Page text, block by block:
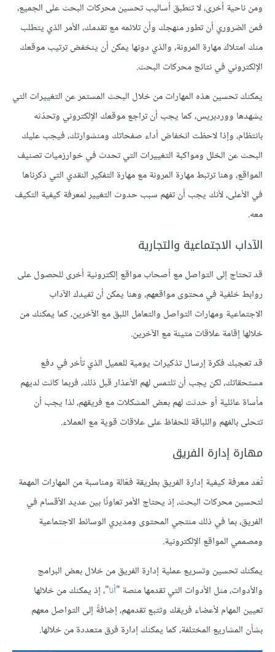
ومن ناحية أخرى، لا تنطبق أساليب تحسين محركات البحث على الجميع،
فمن الضروري أن تطور منهجك وأن تلائمه مع تقدمك، الأمر الذي يتطلب
منك امتلاك مهارة المرونة، والذي دونها يمكن أن ينخفض ترتيب موقعك
الإلكتروني في نتائج محركات البحث.
يمكنك تحسين هذه المهارات من خلال البحث المستمر عن التغييرات التي
يشهدها ووردبريس، كما يجب أن تراجع موقعك الإلكتروني وتحدّثه
بانتظام، وإذا لاحظت انخفاض أداء صفحاتك ومنشوارتك، فيجب عليك
البحث عن الخلل ومواكبة التغييرات التي تحدث في خوارزميات تصنيف
المواقع، وهنا ترتبط مهارة المرونة مع مهارة التفكير النقدي التي ذكرناها
في الأعلى، لأنك يجب أن تفهم سبب حدوث التغيير لمعرفة كيفية التكيف
معه.
الآداب الاجتماعية والتجارية
قد تحتاج إلى التواصل مع أصحاب مواقع إلكترونية أخرى للحصول على
روابط خلفية في محتوى مواقعهم، وهنا يمكن أن تفيدك الآداب
الاجتماعية ومهارات التواصل والتعامل اللبق مع الآخرين، كما يمكنك من
خلالها إقامة علاقات متينة مع الآخرين.
قد تعجبك فكرة إرسال تذكيرات يومية للعميل الذي تأخر في دفع
مستحقاتك، لكن يجب أن تلتمس لهم الأعذار قبل ذلك، فربما كانت لديهم
مأساة عائلية أو حدثت لهم بعض المشكلات مع فريقهم، لذا يجب أن
تتحلى بالفهم واللباقة للحفاظ على علاقات قوية مع العملاء.
مهارة إدارة الفريق
تُعَد معرفة كيفية إدارة الفريق بطريقة فعّالة ومناسبة من المهارات المهمة
لتحسين محركات البحث، إذ يحتاج الأمر تعاونًا بين عديد الأقسام في
الفريق، بما في ذلك منتجي المحتوى ومديري الوسائط الاجتماعية
ومصممي المواقع الإلكترونية.
يمكنك تحسين وتسريع عملية إدارة الفريق من خلال بعض البرامج
والأدوات، مثل الأدوات التي تقدمها منصة "أنا"، إذ يمكنك من خلالها
تعيين المهام لأعضاء فريقك وتتبع تقدمهم، إضافةً إلى التواصل معهم
بشأن المشاريع المختلفة، كما يمكنك إدارة فرق متعددة من خلالها.